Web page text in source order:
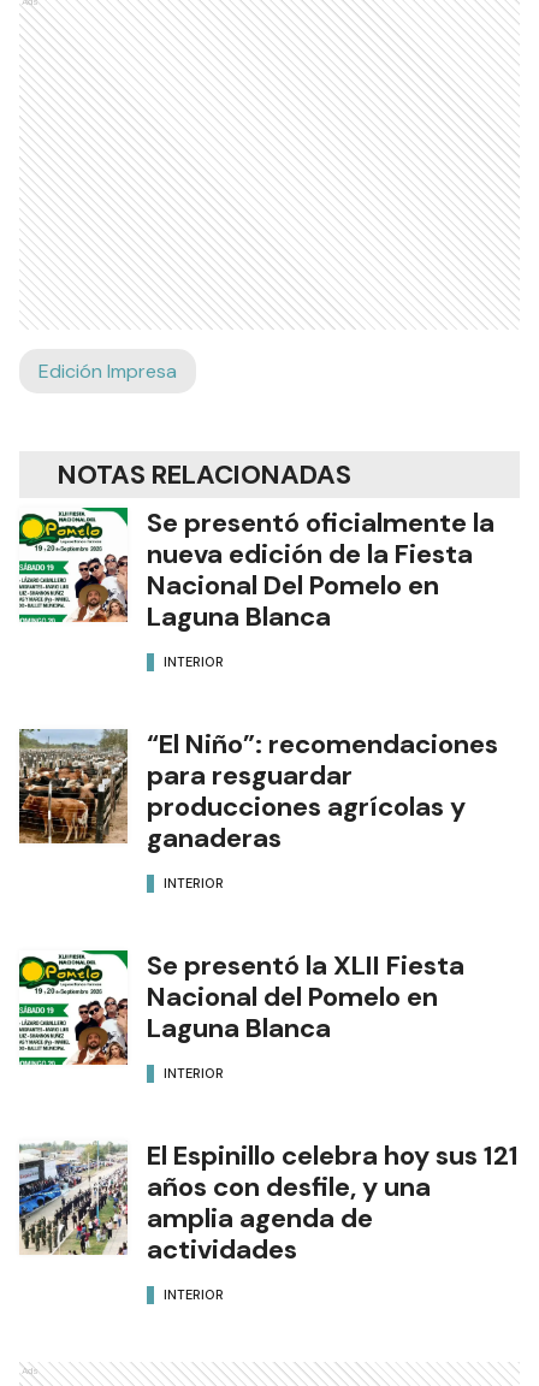
Edición Impresa
NOTAS RELACIONADAS
Se presentó oficialmente la
nueva edición de la Fiesta
Nacional Del Pomelo en
Laguna Blanca
INTERIOR
“El Niño”: recomendaciones
para resguardar
producciones agrícolas y
ganaderas
INTERIOR
Se presentó la XLII Fiesta
Nacional del Pomelo en
Laguna Blanca
INTERIOR
El Espinillo celebra hoy sus 121
años con desfile, y una
amplia agenda de
actividades
INTERIOR
Ads